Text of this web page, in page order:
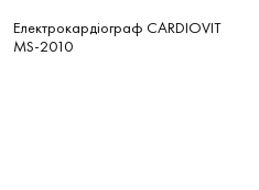
Електрокардіограф CARDIOVIT
MS-2010